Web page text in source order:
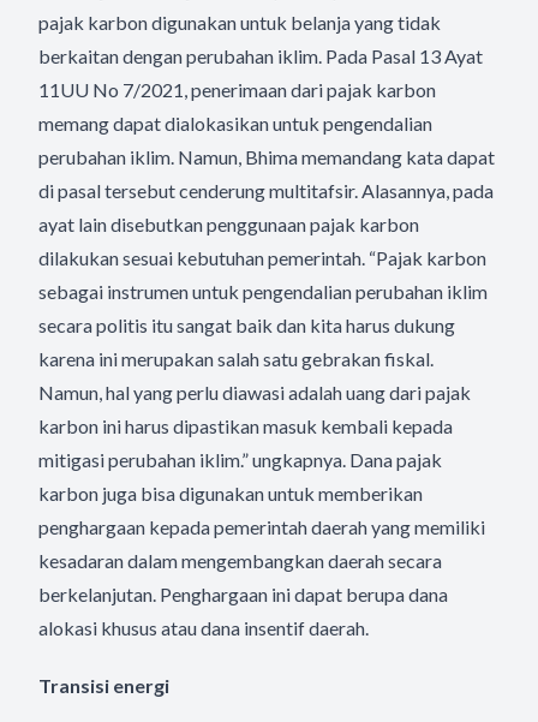
pajak karbon digunakan untuk belanja yang tidak
berkaitan dengan perubahan iklim. Pada Pasal 13 Ayat
11UU No 7/2021, penerimaan dari pajak karbon
memang dapat dialokasikan untuk pengendalian
perubahan iklim. Namun, Bhima memandang kata dapat
di pasal tersebut cenderung multitafsir. Alasannya, pada
ayat lain disebutkan penggunaan pajak karbon
dilakukan sesuai kebutuhan pemerintah. “Pajak karbon
sebagai instrumen untuk pengendalian perubahan iklim
secara politis itu sangat baik dan kita harus dukung
karena ini merupakan salah satu gebrakan fiskal.
Namun, hal yang perlu diawasi adalah uang dari pajak
karbon ini harus dipastikan masuk kembali kepada
mitigasi perubahan iklim.” ungkapnya. Dana pajak
karbon juga bisa digunakan untuk memberikan
penghargaan kepada pemerintah daerah yang memiliki
kesadaran dalam mengembangkan daerah secara
berkelanjutan. Penghargaan ini dapat berupa dana
alokasi khusus atau dana insentif daerah.
Transisi energi